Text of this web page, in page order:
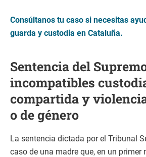
Consúltanos tu caso si necesitas
guarda y custodia en Cataluña.
Sentencia del
incompatibles
compartida y
o de género
La sentencia dictada por el Tribunal
caso de una madre que, en un primer